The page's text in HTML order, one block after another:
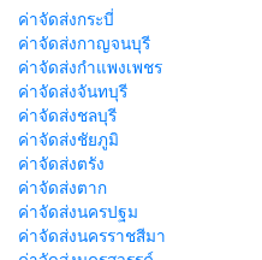
ค่าจัดส่งกระบี่
ค่าจัดส่งกาญจนบุรี
ค่าจัดส่งกำแพงเพชร
ค่าจัดส่งจันทบุรี
ค่าจัดส่งชลบุรี
ค่าจัดส่งชัยภูมิ
ค่าจัดส่งตรัง
ค่าจัดส่งตาก
ค่าจัดส่งนครปฐม
ค่าจัดส่งนครราชสีมา